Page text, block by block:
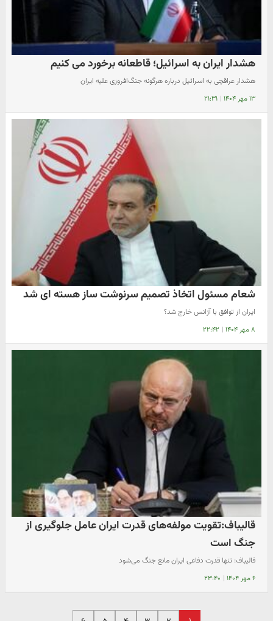
هشدار ایران به اسرائیل؛ قاطعانه برخورد می کنیم
هشدار عراقچی به اسرائیل درباره هرگونه جنگ‌افروزی علیه ایران
۱۳ مهر ۱۴۰۴ | ۲۱:۳۱
شعام مسئول اتخاذ تصمیم سرنوشت ساز هسته ای شد
ایران از توافق با آژانس خارج شد؟
۸ مهر ۱۴۰۴ | ۲۲:۴۲
قالیباف:تقویت مولفه‌های قدرت ایران عامل جلوگیری از
جنگ است
قالیباف: تنها قدرت دفاعی ایران مانع جنگ می‌شود
۶ مهر ۱۴۰۴ | ۲۳:۴۰